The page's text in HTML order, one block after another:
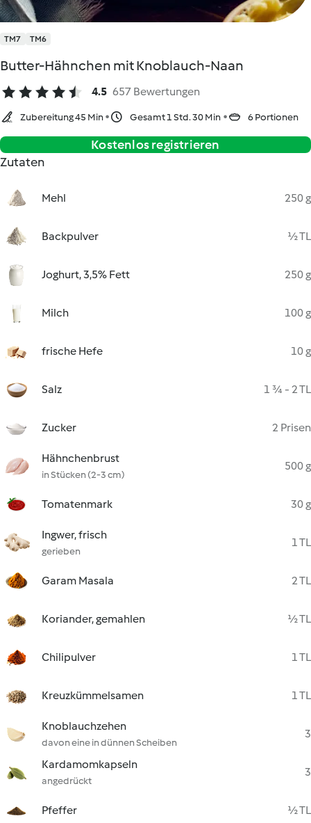
TM7 TM6
Butter-Hähnchen mit Knoblauch-Naan
4.5 657 Bewertungen
Zubereitung 45 Min Gesamt 1 Std. 30 Min 6 Portionen
Kostenlos registrieren
Zutaten
Mehl 250 g
Backpulver ½ TL
Joghurt, 3,5% Fett 250 g
Milch 100 g
frische Hefe 10 g
Salz 1 ¾ - 2 TL
Zucker 2 Prisen
Hähnchenbrust
in Stücken (2-3 cm)
500 g
Tomatenmark 30 g
Ingwer, frisch
gerieben
1 TL
Garam Masala 2 TL
Koriander, gemahlen ½ TL
Chilipulver 1 TL
Kreuzkümmelsamen 1 TL
Knoblauchzehen
davon eine in dünnen Scheiben
3
Kardamomkapseln
angedrückt
3
Pfeffer ½ TL